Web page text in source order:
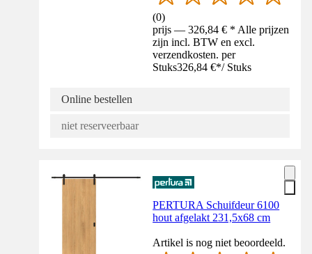
(0)
prijs — 326,84 € * Alle prijzen
zijn incl. BTW en excl.
verzendkosten. per
Stuks326,84 €*/ Stuks
Online bestellen
niet reserveerbaar
PERTURA Schuifdeur 6100
hout afgelakt 231,5x68 cm
Artikel is nog niet beoordeeld.